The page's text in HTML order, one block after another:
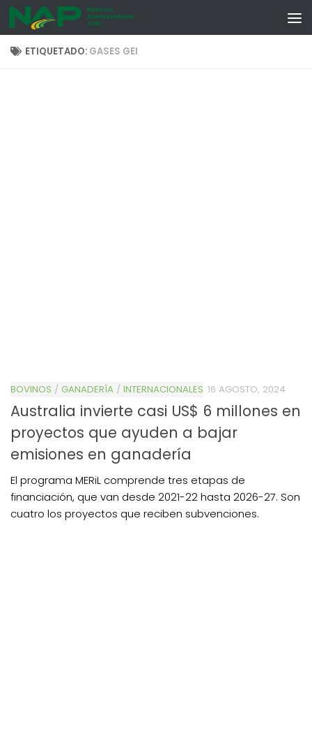
Skip to content
ETIQUETADO: GASES GEI
BOVINOS / GANADERÍA / INTERNACIONALES 16 AGOSTO, 2024
Australia invierte casi US$ 6 millones en
proyectos que ayuden a bajar
emisiones en ganadería
El programa MERiL comprende tres etapas de
financiación, que van desde 2021-22 hasta 2026-27. Son
cuatro los proyectos que reciben subvenciones.